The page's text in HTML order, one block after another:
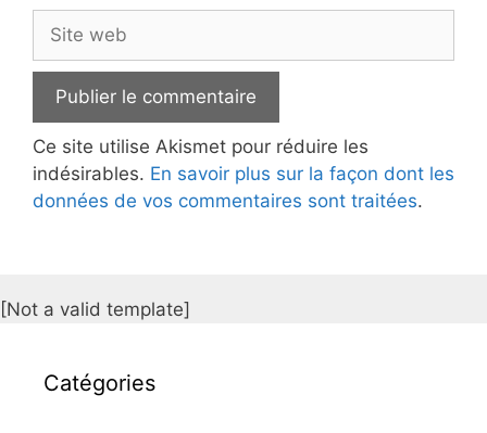
web
Ce site utilise Akismet pour réduire les
indésirables. En savoir plus sur la façon dont les
données de vos commentaires sont traitées.
[Not a valid template]
Catégories